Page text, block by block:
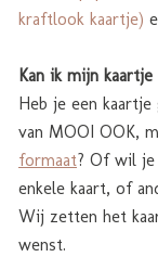
kraftlook kaartje)
Kan ik mijn
Heb je een
van MOOI OOK,
formaat? Of wil je
enkele kaart, of
Wij zetten het
wenst.